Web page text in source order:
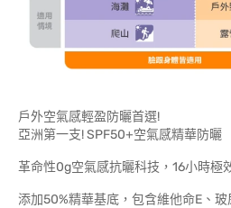
戶外空氣感輕盈防曬首選!
亞洲第一支! SPF50+空氣感精華防曬
革命性0g空氣感抗曬科技，16小時極
添加50%精華基底，包含維他命E、